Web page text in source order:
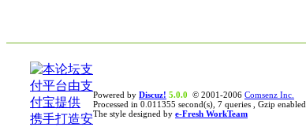
Powered by Discuz! 5.0.0 © 2001-2006 Comsenz Inc.
Processed in 0.011355 second(s), 7 queries , Gzip enabled
The style designed by e-Fresh WorkTeam